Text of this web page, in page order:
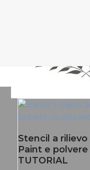
Stencil a
Paint e
TUTORIAL